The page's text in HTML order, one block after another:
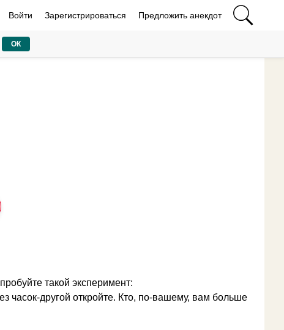
Войти Зарегистрироваться Предложить анекдот
такой эксперимент:
часок-другой откройте. Кто, по-вашему, вам больше
ОК